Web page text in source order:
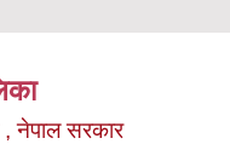
नेपाल सरकार